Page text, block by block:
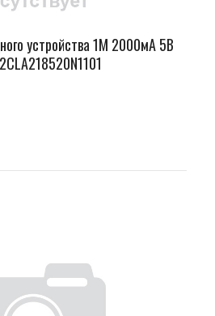
устройства 1М 2000мА 5В